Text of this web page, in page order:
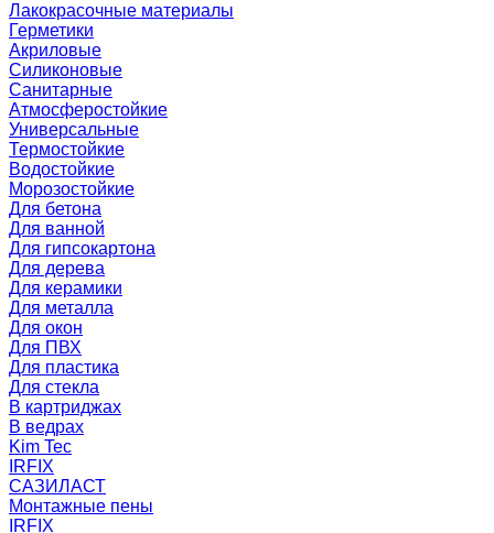
Лакокрасочные материалы
Герметики
Акриловые
Силиконовые
Санитарные
Атмосферостойкие
Универсальные
Термостойкие
Водостойкие
Морозостойкие
Для бетона
Для ванной
Для гипсокартона
Для дерева
Для керамики
Для металла
Для окон
Для ПВХ
Для пластика
Для стекла
В картриджах
В ведрах
Kim Tec
IRFIX
САЗИЛАСТ
Монтажные пены
IRFIX